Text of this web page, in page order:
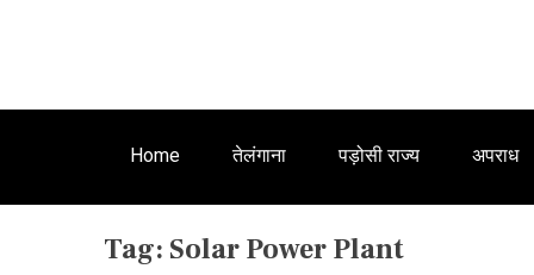
Home तेलंगाना पड़ोसी राज्य अपराध
Tag: Solar Power Plant